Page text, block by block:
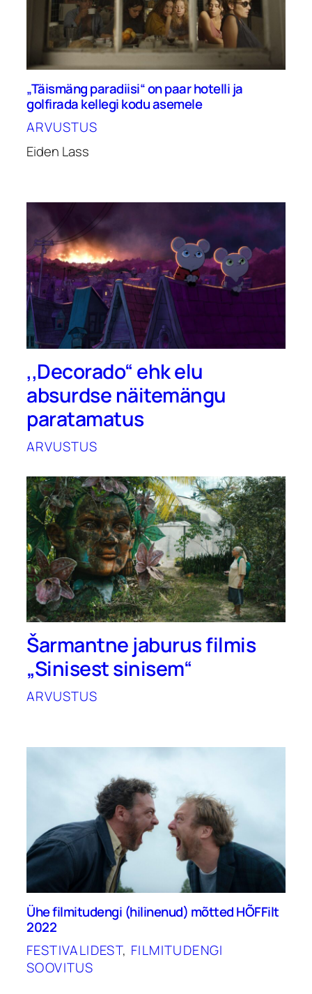
„Täismäng paradiisi“ on paar hotelli ja
golfirada kellegi kodu asemele
ARVUSTUS
Eiden Lass
,,Decorado“ ehk elu
absurdse näitemängu
paratamatus
ARVUSTUS
Šarmantne jaburus filmis
„Sinisest sinisem“
ARVUSTUS
Ühe filmitudengi (hilinenud) mõtted HÕFFilt
2022
FESTIVALIDEST, FILMITUDENGI
SOOVITUS